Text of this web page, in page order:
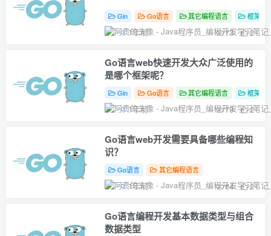
Gin Go语言 其它编程语言 框架教
1年前 73 2
Go语言web快速开发大众广泛使用的
是哪个框架呢？
Gin Go语言 其它编程语言 框架教
1年前 79 2
Go语言web开发需要具备哪些编程知
识？
Go语言 其它编程语言
1年前 64 2
Go语言编程开发基本数据类型与组合
数据类型